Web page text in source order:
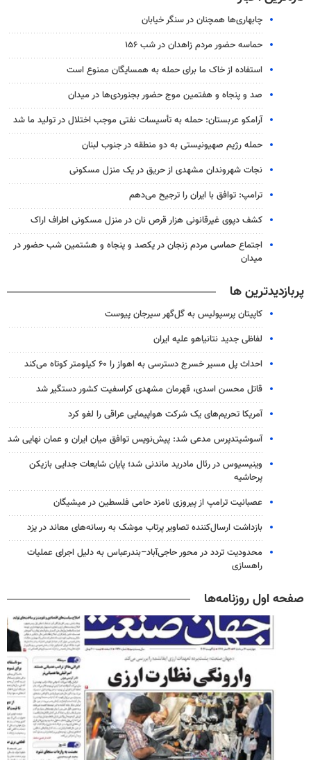
چابهاری‌ها همچنان در سنگر خیابان
حماسه حضور مردم زاهدان در شب ۱۵۶
استفاده از خاک ما برای حمله به همسایگان ممنوع است
صد و پنجاه و هفتمین موج حضور بجنوردی‌ها در میدان
آرامکو عربستان: حمله به تأسیسات نفتی موجب اختلال در تولید ما شد
حمله رژیم صهیونیستی به دو منطقه در جنوب لبنان
نجات شهروندان مشهدی از حریق در یک منزل مسکونی
ترامپ: توافق با ایران را ترجیح می‌دهم
کشف دپوی غیرقانونی هزار قرص نان در منزل مسکونی اطراف اراک
اجتماع حماسی مردم زنجان در یکصد و پنجاه و هشتمین شب حضور در
میدان
پربازدیدترین ها
کاپیتان پرسپولیس به گل‌گهر سیرجان پیوست
لفاظی جدید نتانیاهو علیه ایران
احداث پل مسیر خسرج دسترسی به اهواز را ۶۰ کیلومتر کوتاه می‌کند
قاتل محسن اسدی، قهرمان مشهدی کراسفیت کشور دستگیر شد
آمریکا تحریم‌های یک شرکت هواپیمایی عراقی را لغو کرد
آسوشیتدپرس مدعی شد: پیش‌نویس توافق میان ایران و عمان نهایی شد
وینیسیوس در رئال مادرید ماندنی شد؛ پایان شایعات جدایی بازیکن
پرحاشیه
عصبانیت ترامپ از پیروزی نامزد حامی فلسطین در میشیگان
بازداشت ارسال‌کننده تصاویر پرتاب موشک به رسانه‌های معاند در یزد
محدودیت تردد در محور حاجی‌آباد–بندرعباس به دلیل اجرای عملیات
راهسازی
صفحه اول روزنامه‌ها